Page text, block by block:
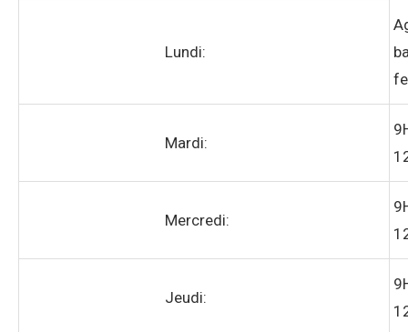
Lundi:
Mardi:
Mercredi:
Jeudi: